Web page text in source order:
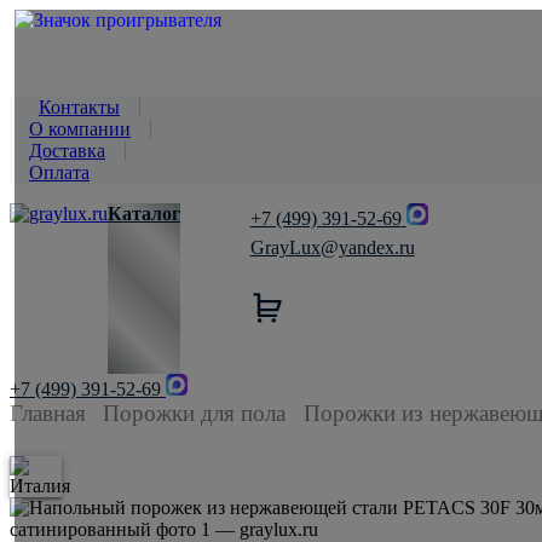
Контакты
О компании
Доставка
Оплата
Каталог
+7 (499) 391-52-69
GrayLux@yandex.ru
+7 (499) 391-52-69
Главная Порожки для пола Порожки из